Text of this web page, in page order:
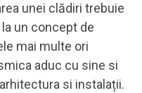
unei clădiri trebuie
un concept de
mai multe ori
aduc cu sine si
si instalații.